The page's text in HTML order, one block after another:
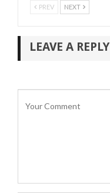
PREV NEXT
LEAVE A REPLY